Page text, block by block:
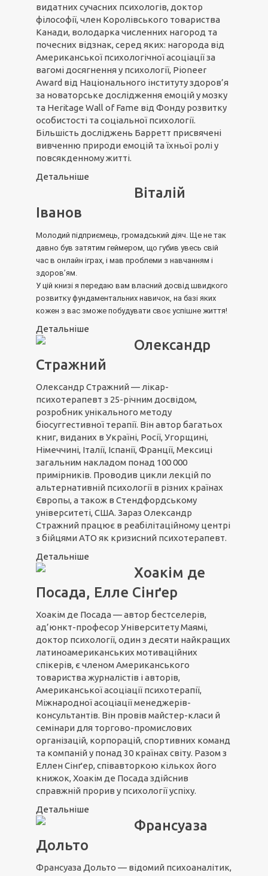
видатних сучасних психологів, доктор
філософії, член Королівського товариства
Канади, володарка численних нагород та
почесних відзнак, серед яких: нагорода від
Американської психологічної асоціації за
вагомі досягнення у психології, Pioneer
Award від Національного інституту здоров’я
за новаторське дослідження емоцій у мозку
та Heritage Wall of Fame від Фонду розвитку
особистості та соціальної психології.
Більшість досліджень Барретт присвячені
вивченню природи емоцій та їхньої ролі у
повсякденному житті.
Детальніше
Віталій
Іванов
Молодий підприємець, громадський діяч. Ще не так
давно був затятим геймером, що губив увесь свій
час в онлайн іграх, і мав проблеми з навчанням і
здоров’ям.
У цій книзі я передаю вам власний досвід швидкого
розвитку фундаментальних навичок, на базі яких
кожен з вас зможе побудувати своє успішне життя!
Детальніше
Олександр
Стражний
Олександр Стражний — лікар-
психотерапевт з 25-річним досвідом,
розробник унікального методу
біосуггестивної терапії. Він автор багатьох
книг, виданих в Україні, Росії, Угорщині,
Німеччині, Італії, Іспанії, Франції, Мексиці
загальним накладом понад 100 000
примірників. Проводив цикли лекцій по
альтернативній психології в різних країнах
Європы, а також в Стендфордському
університеті, США. Зараз Олександр
Стражний працює в реабілітаційному центрі
з бійцями АТО як кризисний психотерапевт.
Детальніше
Хоакім де
Посада, Елле Сінґер
Хоакім де Посада — автор бестселерів,
ад’юнкт-професор Університету Маямі,
доктор психології, один з десяти найкращих
латиноамериканських мотиваційних
спікерів, є членом Американського
товариства журналістів і авторів,
Американської асоціації психотерапії,
Міжнародної асоціації менеджерів-
консультантів. Він провів майстер-класи й
семінари для торгово-промислових
організацій, корпорацій, спортивних команд
та компаній у понад 30 країнах світу. Разом з
Еллен Сінґер, співавторкою кількох його
книжок, Хоакім де Посада здійснив
справжній прорив у психології успіху.
Детальніше
Франсуаза
Дольто
Франсуаза Дольто — відомий психоаналітик,